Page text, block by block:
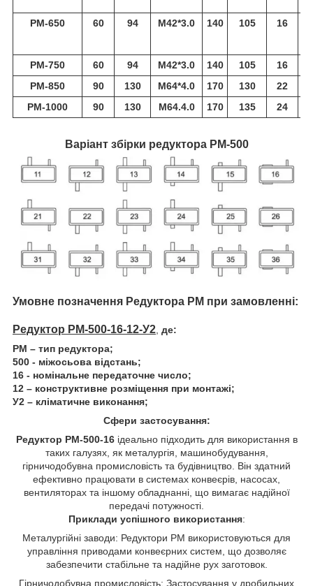
РМ-650 60 94 M42*3.0 140 105 16
РМ-750 60 94 M42*3.0 140 105 16
РМ-850
90 130 M64*4.0 170 130 22
РМ-1000
90 130 M64.4.0 170 135 24
Варіант збірки редуктора РМ-500
Умовне позначення Редуктора РМ при замовленні:
Редуктор РМ-500-16-12-У2 де:
РМ – тип редуктора;
500 - міжосьова відстань;
16 - номінальне передаточне число;
12 – конструктивне розміщення при монтажі;
У2 – кліматичне виконання;
Сфери застосування:
Редуктор РМ-500-16ідеально підходить для використання в
таких галузях, як металургія, машинобудування,
гірничодобувна промисловість та будівництво. Він здатний
ефективно працювати в системах конвеєрів, насосах,
вентиляторах та іншому обладнанні, що вимагає надійної
передачі потужності.
Приклади успішного використання:
Металургійні заводи: Редуктори РМ використовуються для
управління приводами конвеєрних систем, що дозволяє
забезпечити стабільне та надійне рух заготовок.
Гірничодобувна промисловість: Застосування у дробильних